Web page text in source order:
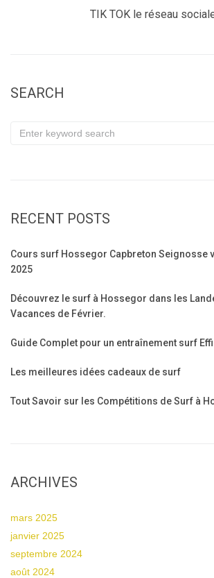
TIK TOK le réseau
SEARCH
RECENT POSTS
Cours surf Hossegor Capbreton Seignosse
2025
Découvrez le surf à Hossegor dans les
Vacances de Février.
Guide Complet pour un entraînement surf
Les meilleures idées cadeaux de surf
Tout Savoir sur les Compétitions de Surf à
ARCHIVES
mars 2025
janvier 2025
septembre 2024
août 2024